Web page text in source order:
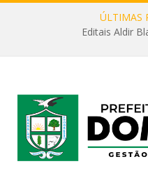
ÚLTIMAS
Editais Aldir